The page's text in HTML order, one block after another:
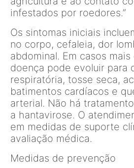
infestados por roedores.”
Os sintomas iniciais
no corpo, cefaleia, dor
abdominal. Em casos mais
doença pode evoluir para
respiratória, tosse seca,
batimentos cardíacos e
arterial. Não há
a hantavirose. O
em medidas de suporte
avaliação médica.
Medidas de prevenção